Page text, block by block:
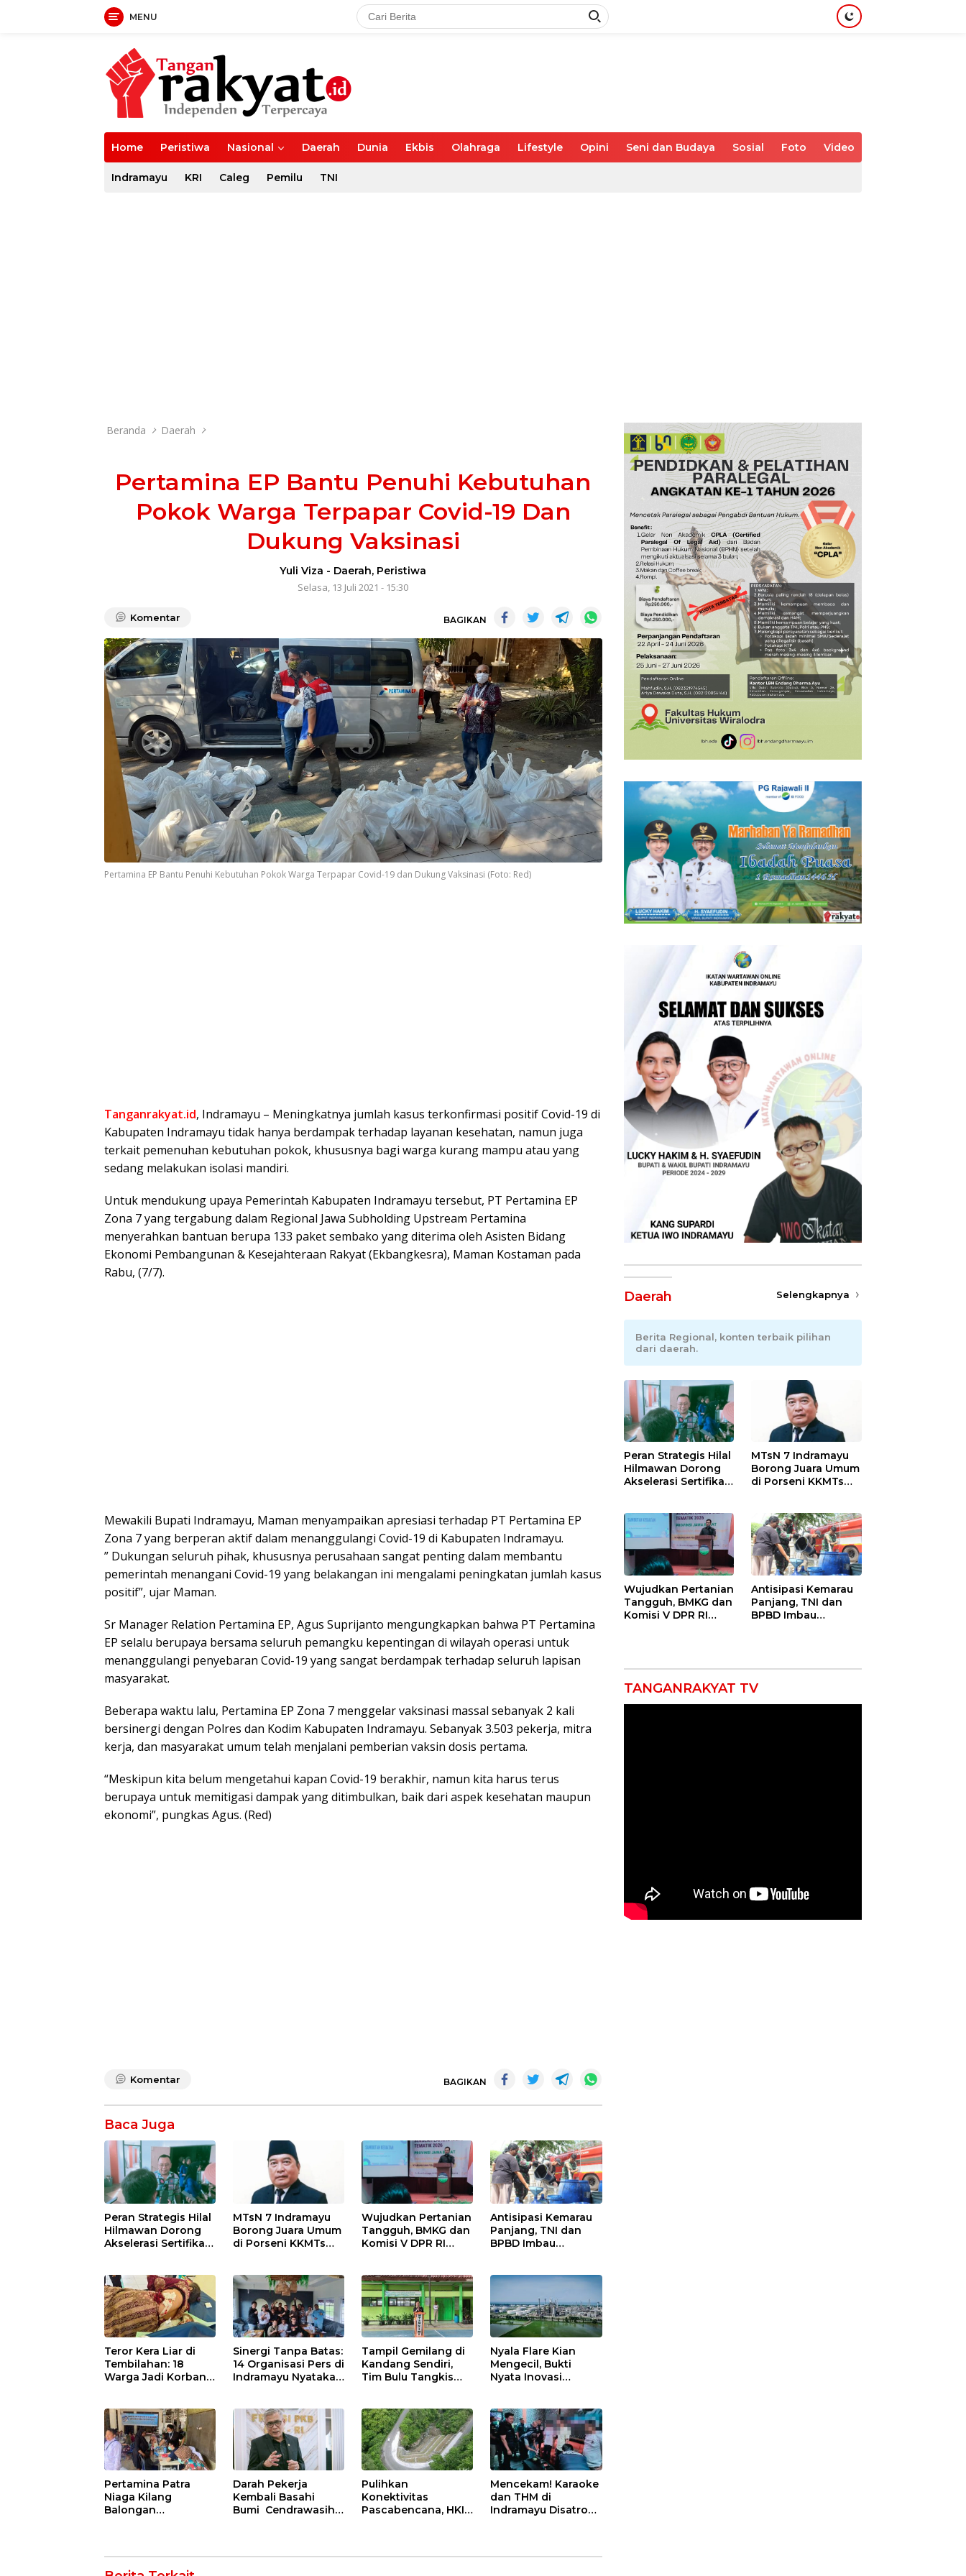
MENU
Home Peristiwa Nasional Daerah Dunia Ekbis Olahraga Lifestyle Opini Seni dan Budaya Sosial Foto Video
Indramayu KRI Caleg Pemilu TNI
Beranda Daerah
Pertamina EP Bantu Penuhi Kebutuhan
Pokok Warga Terpapar Covid-19 Dan
Dukung Vaksinasi
Yuli Viza - Daerah, Peristiwa
Selasa, 13 Juli 2021 - 15:30
Komentar BAGIKAN
Pertamina EP Bantu Penuhi Kebutuhan Pokok Warga Terpapar Covid-19 dan Dukung Vaksinasi (Foto: Red)
Tanganrakyat.id, Indramayu – Meningkatnya jumlah kasus terkonfirmasi positif Covid-19 di
Kabupaten Indramayu tidak hanya berdampak terhadap layanan kesehatan, namun juga
terkait pemenuhan kebutuhan pokok, khususnya bagi warga kurang mampu atau yang
sedang melakukan isolasi mandiri.
Untuk mendukung upaya Pemerintah Kabupaten Indramayu tersebut, PT Pertamina EP
Zona 7 yang tergabung dalam Regional Jawa Subholding Upstream Pertamina
menyerahkan bantuan berupa 133 paket sembako yang diterima oleh Asisten Bidang
Ekonomi Pembangunan & Kesejahteraan Rakyat (Ekbangkesra), Maman Kostaman pada
Rabu, (7/7).
Mewakili Bupati Indramayu, Maman menyampaikan apresiasi terhadap PT Pertamina EP
Zona 7 yang berperan aktif dalam menanggulangi Covid-19 di Kabupaten Indramayu.
” Dukungan seluruh pihak, khususnya perusahaan sangat penting dalam membantu
pemerintah menangani Covid-19 yang belakangan ini mengalami peningkatan jumlah kasus
positif”, ujar Maman.
Sr Manager Relation Pertamina EP, Agus Suprijanto mengungkapkan bahwa PT Pertamina
EP selalu berupaya bersama seluruh pemangku kepentingan di wilayah operasi untuk
menanggulangi penyebaran Covid-19 yang sangat berdampak terhadap seluruh lapisan
masyarakat.
Beberapa waktu lalu, Pertamina EP Zona 7 menggelar vaksinasi massal sebanyak 2 kali
bersinergi dengan Polres dan Kodim Kabupaten Indramayu. Sebanyak 3.503 pekerja, mitra
kerja, dan masyarakat umum telah menjalani pemberian vaksin dosis pertama.
“Meskipun kita belum mengetahui kapan Covid-19 berakhir, namun kita harus terus
berupaya untuk memitigasi dampak yang ditimbulkan, baik dari aspek kesehatan maupun
ekonomi”, pungkas Agus. (Red)
Komentar BAGIKAN
Baca Juga
Peran Strategis Hilal
Hilmawan Dorong
Akselerasi Sertifikasi
Kemiskinan di
Indramayu
MTsN 7 Indramayu
Borong Juara Umum
di Porseni KKMTs
Wujudkan Pertanian
Tangguh, BMKG dan
Komisi V DPR RI
Sekolah Lapang
Iklim
Antisipasi Kemarau
Panjang, TNI dan
BPBD Imbau
Kebakaran
Teror Kera Liar di
Tembilahan: 18
Warga Jadi Korban
Jahitan!
Sinergi Tanpa Batas:
14 Organisasi Pers di
Indramayu Nyatakan
Tampil Gemilang di
Kandang Sendiri,
Tim Bulu Tangkis
Juara Porseni KKMTs
Jatibarang 2026
Nyala Flare Kian
Mengecil, Bukti
Nyata Inovasi
Balongan Dukung
Net Zero Emission
2060
Pertamina Patra
Niaga Kilang
Balongan
Darah Pekerja
Kembali Basahi
Bumi Cendrawasih:
Pulihkan
Konektivitas
Pascabencana, HKI
Mencekam! Karaoke
dan THM di
Indramayu Disatroni
Daerah Selengkapnya
Berita Regional, konten terbaik pilihan
dari daerah.
Peran Strategis Hilal
Hilmawan Dorong
Akselerasi Sertifikasi
Kemiskinan di
Indramayu
MTsN 7 Indramayu
Borong Juara Umum
di Porseni KKMTs
Wujudkan Pertanian
Tangguh, BMKG dan
Komisi V DPR RI
Iklim
Antisipasi Kemarau
Panjang, TNI dan
BPBD Imbau
TANGANRAKYAT TV